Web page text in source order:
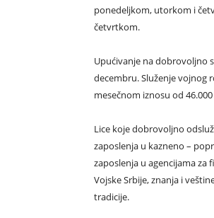
ponedeljkom, utorkom i
četvrtkom.
Upućivanje na dobrovoljno
decembru. Služenje vojnog
mesečnom iznosu od
Lice koje dobrovoljno
zaposlenja u kazneno –
zaposlenja u agencijama
Vojske Srbije, znanja i
tradicije.